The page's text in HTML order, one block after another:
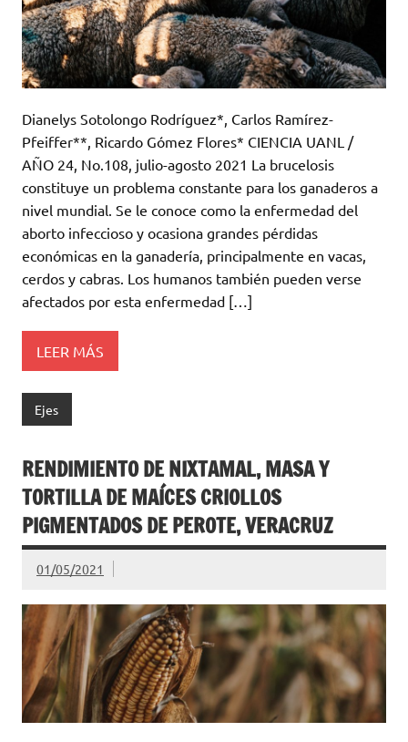
Dianelys Sotolongo Rodríguez*, Carlos Ramírez-
Pfeiffer**, Ricardo Gómez Flores* CIENCIA UANL /
AÑO 24, No.108, julio-agosto 2021 La brucelosis
constituye un problema constante para los ganaderos a
nivel mundial. Se le conoce como la enfermedad del
aborto infeccioso y ocasiona grandes pérdidas
económicas en la ganadería, principalmente en vacas,
cerdos y cabras. Los humanos también pueden verse
afectados por esta enfermedad […]
LEER MÁS
Ejes
RENDIMIENTO DE NIXTAMAL, MASA Y
TORTILLA DE MAÍCES CRIOLLOS
PIGMENTADOS DE PEROTE, VERACRUZ
01/05/2021